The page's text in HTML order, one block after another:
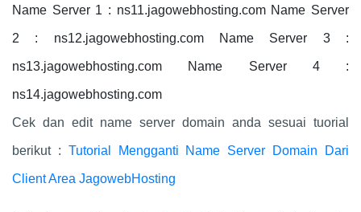
Name Server 1 : ns11.jagowebhosting.com Name Server
2 : ns12.jagowebhosting.com Name Server 3 :
ns13.jagowebhosting.com Name Server 4 :
ns14.jagowebhosting.com
Cek dan edit name server domain anda sesuai tuorial
berikut : Tutorial Mengganti Name Server Domain Dari
Client Area JagowebHosting